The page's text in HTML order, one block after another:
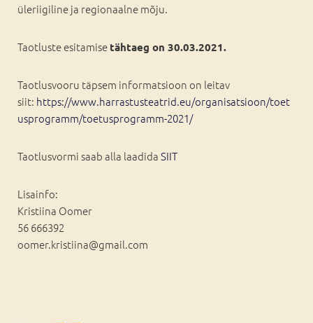
üleriigiline ja regionaalne mõju.
Taotluste esitamise tähtaeg on 30.03.2021.
Taotlusvooru täpsem informatsioon on leitav
siit: https://www.harrastusteatrid.eu/organisatsioon/toet
usprogramm/toetusprogramm-2021/
Taotlusvormi saab alla laadidaSIIT
Lisainfo:
Kristiina Oomer
56 666392
oomer.kristiina@gmail.com